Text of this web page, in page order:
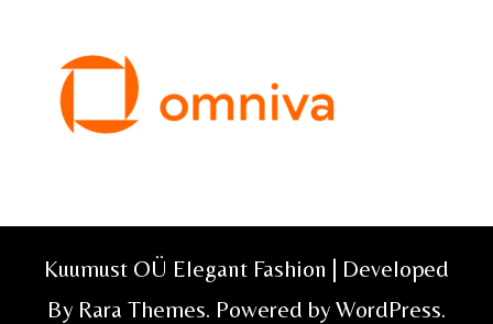
Kuumust OÜ Elegant Fashion | Developed
By Rara Themes. Powered by WordPress.